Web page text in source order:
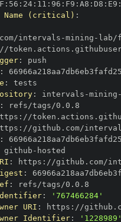
: 56 : 24: 11 : 96 : F9 : A8 : D8 : E9 :
Name (critical) :
intervals -mining -
:
:
: intervals -mining -
:
:
: //github.com/
:
github -
: https : //github.com/
:
:
:
'767466284'
URI : https : //
Identifier: '1228989'